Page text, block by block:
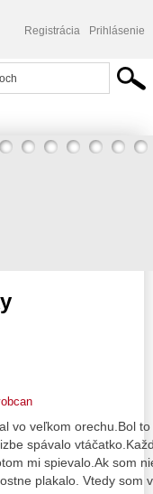
Registrácia Prihlásenie
vo veľkom orechu.Bol
spávalo
mi spievalo.Ak som
plakalo. Vtedy